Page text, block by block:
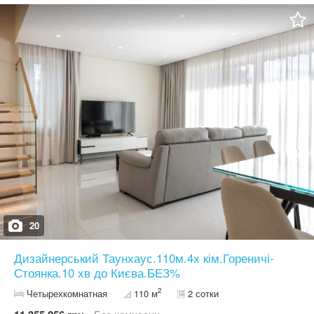
вбудованою ПММ, духовою шафою, мікрохвильовкою і
холодильником side by side. На першому поверсі: велика кухня-
вітальня, гостьова кімната, котельня, санвузол, прихожа На
другому: 3 спальні з гардеробними і санвузол По всьому
будинку змонтована тепла підлога. Опалення від електрокотла.
Котеджне містечко розташоване поруч з лісом і озером. Також
поруч школа, дитячий садок, Мегамаркет, продуктові магазини і
все необхідне для комфортного проживання. Зручний виїзд на
Житомирську трасу. Чудовий варіант для заміського
проживання і всього лише в 15-ти хвилинах від столиці!
20
Дизайнерський Таунхаус.110м.4х кім.Гореничі-
Стоянка.10 хв до Києва.БЕЗ%
Четырехкомнатная 110 м2 2 сотки